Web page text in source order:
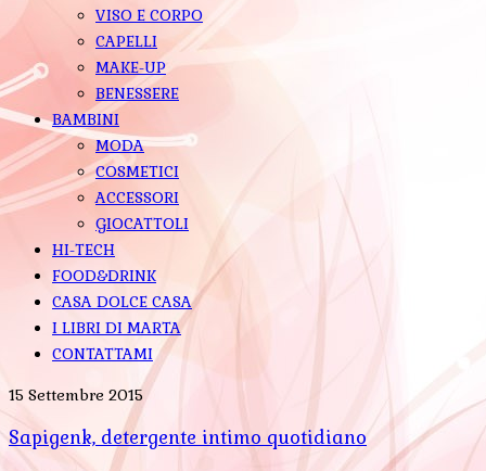
VISO E CORPO
CAPELLI
MAKE-UP
BENESSERE
BAMBINI
MODA
COSMETICI
ACCESSORI
GIOCATTOLI
HI-TECH
FOOD&DRINK
CASA DOLCE CASA
I LIBRI DI MARTA
CONTATTAMI
15 Settembre 2015
Sapigenk, detergente intimo quotidiano